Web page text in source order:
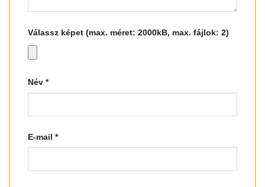
Válassz képet (max. méret: 2000kB, max. fájlok: 2)
Név *
E-mail *